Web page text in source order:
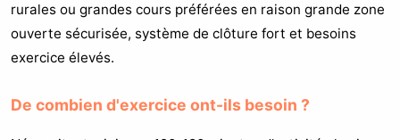
rurales ou grandes cours préférées en raison grande zone
ouverte sécurisée, système de clôture fort et besoins
exercice élevés.
De combien d'exercice ont-ils besoin ?